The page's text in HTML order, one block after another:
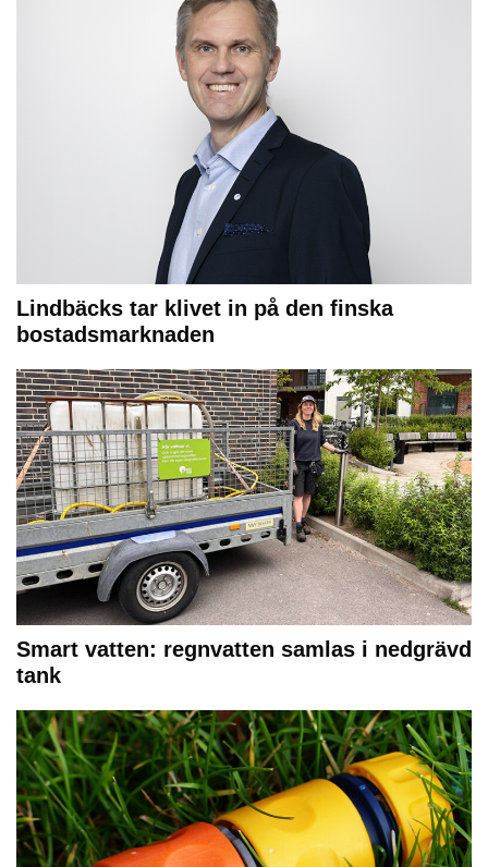
Lindbäcks tar klivet in på den finska
bostadsmarknaden
Smart vatten: regnvatten samlas i nedgrävd
tank